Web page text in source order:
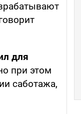
для
при этом
саботажа,